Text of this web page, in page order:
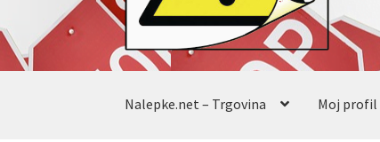
Nalepke.net – Trgovina Moj profil